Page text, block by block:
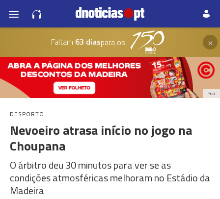
Faltam 63 diaspara os ×
PUB
DESPORTO
Nevoeiro atrasa início no jogo na
Choupana
O árbitro deu 30 minutos para ver se as
condições atmosféricas melhoram no Estádio da
Madeira